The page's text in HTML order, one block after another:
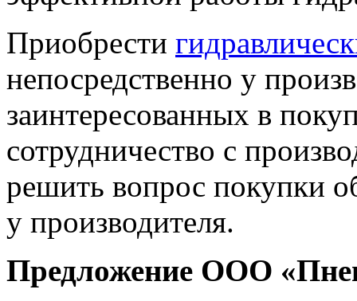
Приобрести
непосредственно у
заинтересованных в
сотрудничество с
решить вопрос покупки
у производителя.
Предложение ООО